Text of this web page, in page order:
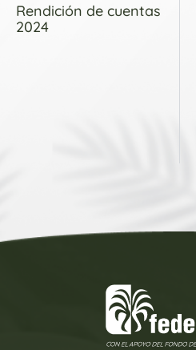
Rendición de cuentas
2024